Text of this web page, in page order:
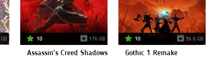
10 176 GB
Assassin's Creed Shadows
10 36.6 GB
Gothic 1 Remake